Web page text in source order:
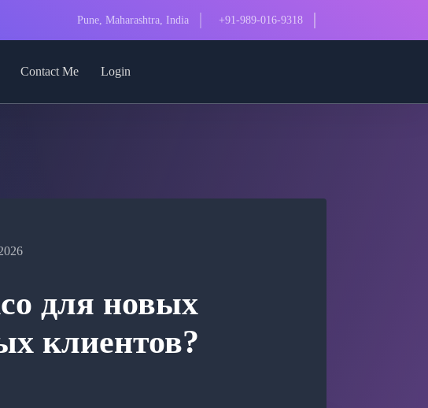
Pune, Maharashtra, India +91-989-016-9318
Contact Me Login
для новых
клиентов?